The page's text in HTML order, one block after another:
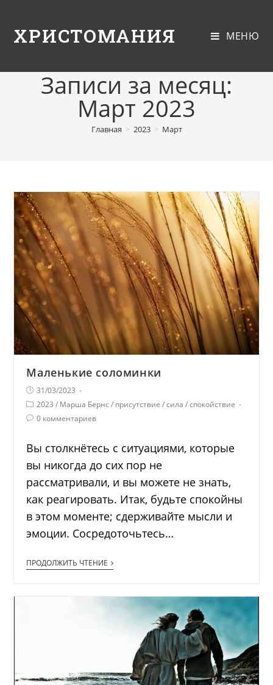
ХРИСТОМАНИЯ МЕНЮ
Записи за месяц:
Март 2023
Главная > 2023 > Март
Маленькие соломинки
31/03/2023
2023 / Марша Бернс / присутствие / сила / спокойствие
0 комментариев
Вы столкнётесь с ситуациями, которые
вы никогда до сих пор не
рассматривали, и вы можете не знать,
как реагировать. Итак, будьте спокойны
в этом моменте; сдерживайте мысли и
эмоции. Сосредоточьтесь…
ПРОДОЛЖИТЬ ЧТЕНИЕ